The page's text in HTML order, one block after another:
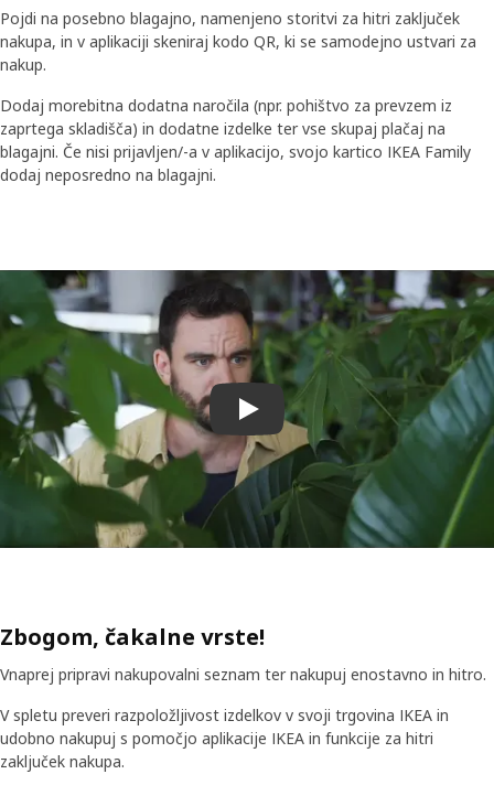
Pojdi na posebno blagajno, namenjeno storitvi za hitri zaključek
nakupa, in v aplikaciji skeniraj kodo QR, ki se samodejno ustvari za
nakup.
Dodaj morebitna dodatna naročila (npr. pohištvo za prevzem iz
zaprtega skladišča) in dodatne izdelke ter vse skupaj plačaj na
blagajni. Če nisi prijavljen/-a v aplikacijo, svojo kartico IKEA Family
dodaj neposredno na blagajni.
Predvajaj videoposnetek
Zbogom, čakalne vrste!
Vnaprej pripravi nakupovalni seznam ter nakupuj enostavno in hitro.
V spletu preveri razpoložljivost izdelkov v svoji trgovina IKEA in
udobno nakupuj s pomočjo aplikacije IKEA in funkcije za hitri
zaključek nakupa.